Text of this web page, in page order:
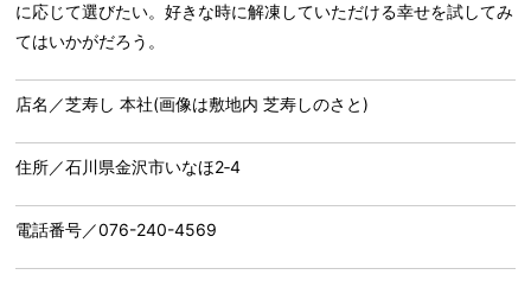
に応じて選びたい。好きな時に解凍していただける幸せを試してみ
てはいかがだろう。
店名／芝寿し 本社(画像は敷地内 芝寿しのさと)
住所／石川県金沢市いなほ2‐4
電話番号／076-240-4569